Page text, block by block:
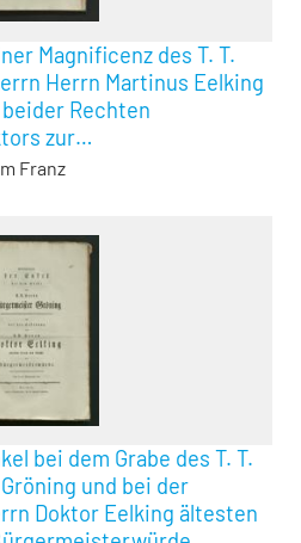
Magnificenz des T. T.
Herrn Martinus Eelking
Rechten
zur
Stadt am 16. des
ihre ehrerbietige
Franz
bei dem Grabe des T. T.
und bei der
Doktor Eelking ältesten